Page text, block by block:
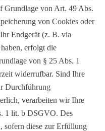
Grundlage von Art. 49 Abs.
von Cookies oder
Endgerät (z. B. via
erfolgt die
von § 25 Abs. 1
widerrufbar. Sind Ihre
Durchführung
verarbeiten wir Ihre
1 lit. b DSGVO. Des
sofern diese zur Erfüllung